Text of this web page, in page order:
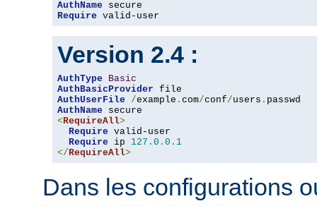
AuthName
Require valid-user
Version 2.4 :
AuthType
Basic
AuthBasicProvider
AuthUserFile
/example . com/conf/users .
AuthName
<RequireAll>
Require valid-user
Require ip 127.0 . 0.1
</RequireAll>
Dans les configurations